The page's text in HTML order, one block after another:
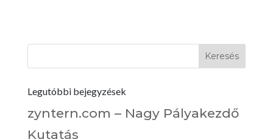
Legutóbbi bejegyzések
zyntern.com – Nagy Pályakezdő
Kutatás